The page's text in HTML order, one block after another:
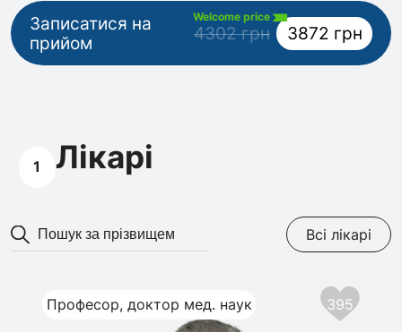
Записатися на
прийом
Welcome price
4302 грн 3872 грн
Лікарі
1
Всі лікарі
Професор, доктор мед. наук 395